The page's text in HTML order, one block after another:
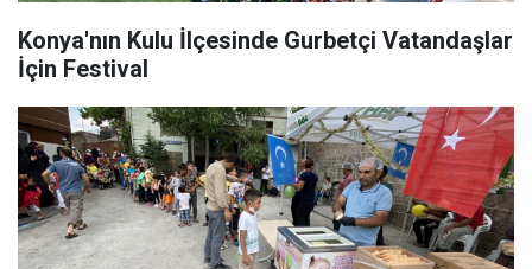
Konya'nın Kulu İlçesinde Gurbetçi Vatandaşlar
İçin Festival